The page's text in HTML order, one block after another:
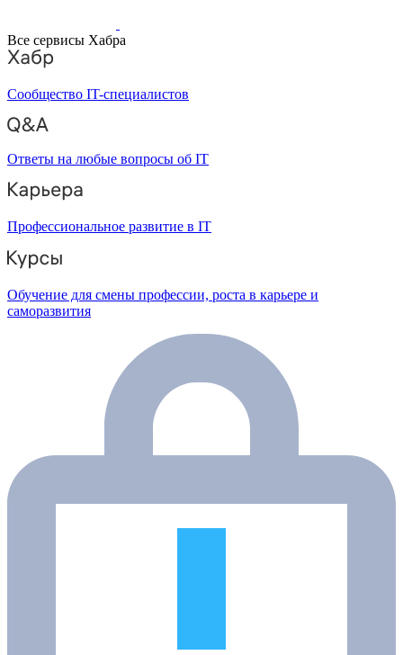
Все сервисы Хабра
Сообщество IT-специалистов
Ответы на любые вопросы об IT
Профессиональное развитие в IT
Обучение для смены профессии, роста в карьере и
саморазвития